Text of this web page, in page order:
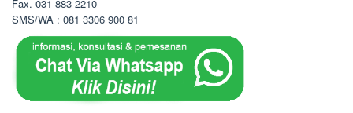
Fax. 031-883 2210
SMS/WA : 081 3306 900 81